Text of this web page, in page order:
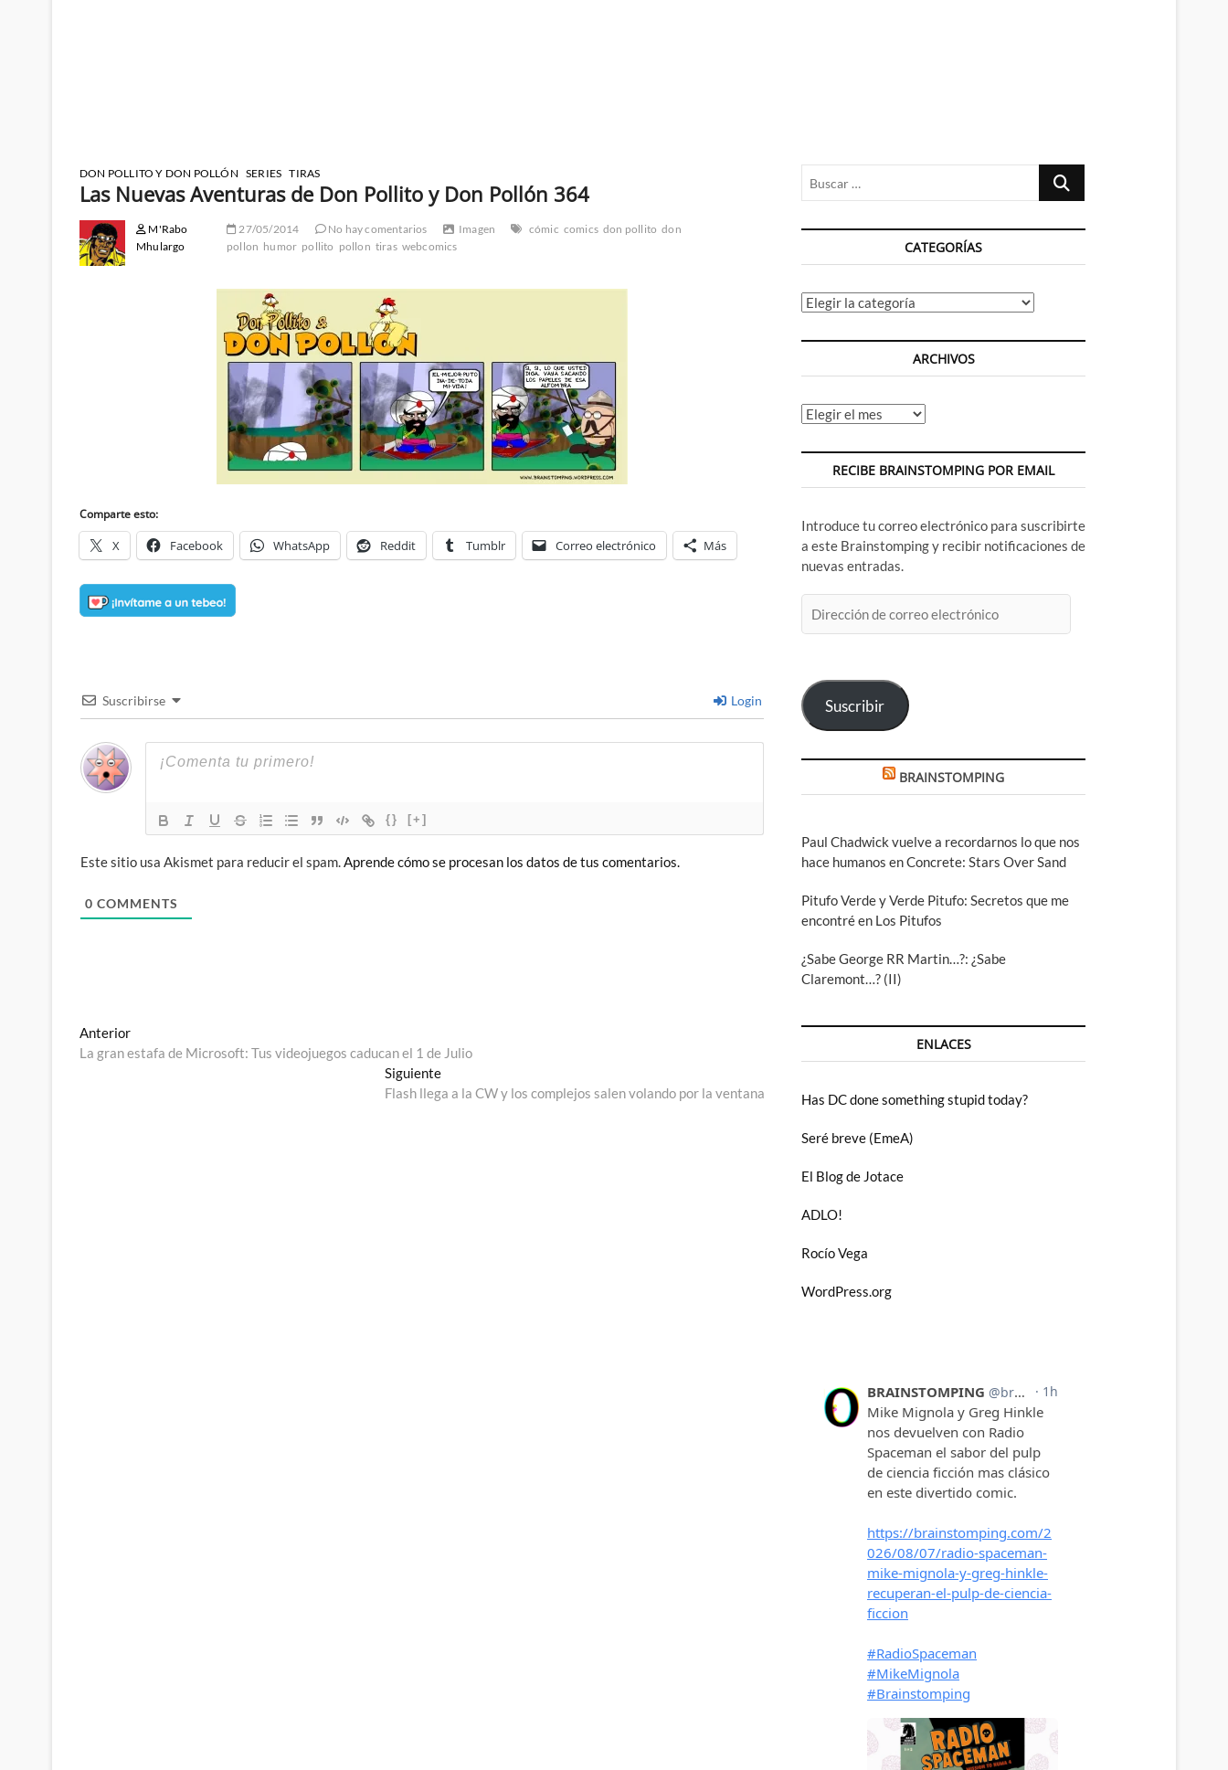
DON POLLITO Y DON POLLÓN SERIES TIRAS
Las Nuevas Aventuras de Don Pollito y Don Pollón 364
M'Rabo
Mhulargo
27/05/2014 No hay comentarios Imagen cómic comics don pollito don
pollon humor pollito pollon tiras webcomics
Comparte esto:
X Facebook WhatsApp Reddit Tumblr Correo electrónico Más
Suscribirse Login
{} [+]
Este sitio usa Akismet para reducir el spam.Aprende cómo se procesan los datos de tus comentarios.
0 COMMENTS
Navegación
de
AnteriorEntrada
anterior:
La gran estafa de Microsoft: Tus videojuegos caducan el 1 de Julio
SiguienteEntrada
siguiente:
Flash llega a la CW y los complejos salen volando por la ventana
Buscar
CATEGORÍAS
Categorías
ARCHIVOS
Archivos
RECIBE BRAINSTOMPING POR EMAIL
Introduce tu correo electrónico para suscribirte
a este Brainstomping y recibir notificaciones de
nuevas entradas.
de
Suscribir
BRAINSTOMPING
Paul Chadwick vuelve a recordarnos lo que nos
hace humanos en Concrete: Stars Over Sand
Pitufo Verde y Verde Pitufo: Secretos que me
encontré en Los Pitufos
¿Sabe George RR Martin…?: ¿Sabe
Claremont…? (II)
ENLACES
Has DC done something stupid today?
Seré breve (EmeA)
El Blog de Jotace
ADLO!
Rocío Vega
WordPress.org